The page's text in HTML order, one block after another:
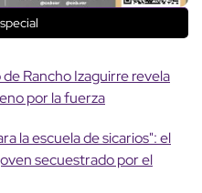
Rancho Izaguirre revela
por la fuerza
la escuela de sicarios": el
secuestrado por el